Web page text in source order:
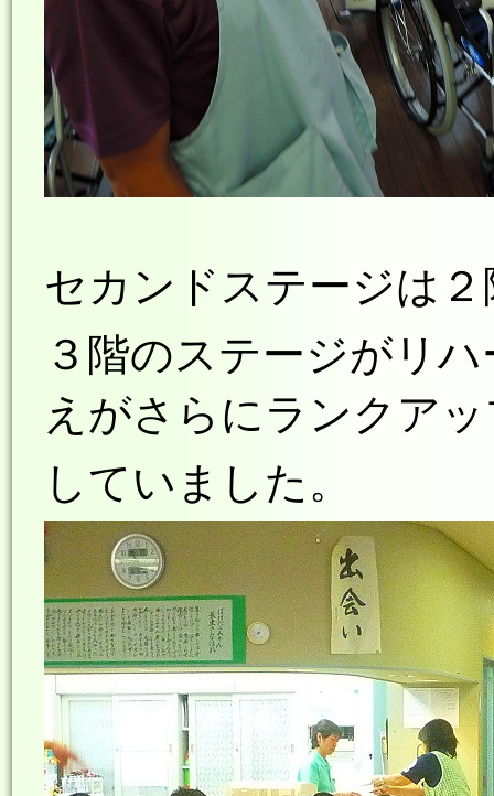
セカンドステージは
３階のステージがリ
えがさらにランクア
していました。